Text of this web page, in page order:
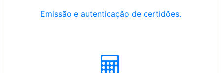
Emissão e autenticação de certidões.